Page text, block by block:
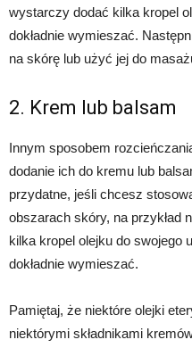
wystarczy dodać kilka kropel
dokładnie wymieszać.
na skórę lub użyć jej do
2. Krem lub balsam
Innym sposobem
dodanie ich do kremu lub
przydatne, jeśli chcesz
obszarach skóry, na przykład
kilka kropel olejku do swojego
dokładnie wymieszać.
Pamiętaj, że niektóre olejki
niektórymi składnikami